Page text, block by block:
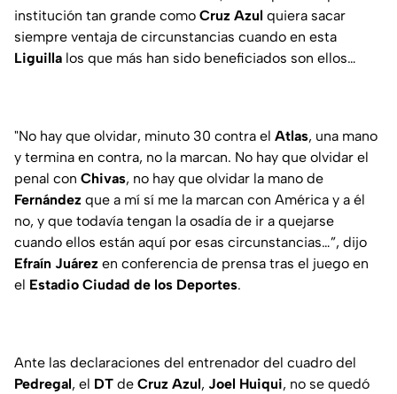
institución tan grande como Cruz Azul quiera sacar
siempre ventaja de circunstancias cuando en esta
Liguilla los que más han sido beneficiados son ellos…
"No hay que olvidar, minuto 30 contra el Atlas, una mano
y termina en contra, no la marcan. No hay que olvidar el
penal con Chivas, no hay que olvidar la mano de
Fernández que a mí sí me la marcan con América y a él
no, y que todavía tengan la osadía de ir a quejarse
cuando ellos están aquí por esas circunstancias…”, dijo
Efraín Juárez en conferencia de prensa tras el juego en
el Estadio Ciudad de los Deportes.
Ante las declaraciones del entrenador del cuadro del
Pedregal, el DT de Cruz Azul, Joel Huiqui, no se quedó